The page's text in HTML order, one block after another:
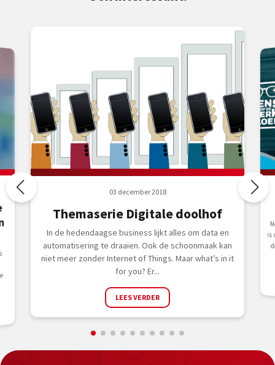
03 december 2018
Themaserie Digitale doolhof
In de hedendaagse business lijkt alles om data en
automatisering te draaien. Ook de schoonmaak kan
niet meer zonder Internet of Things. Maar what’s in it
for you? Er...
LEES VERDER